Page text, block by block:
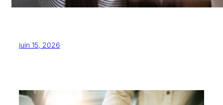
juin 15, 2026